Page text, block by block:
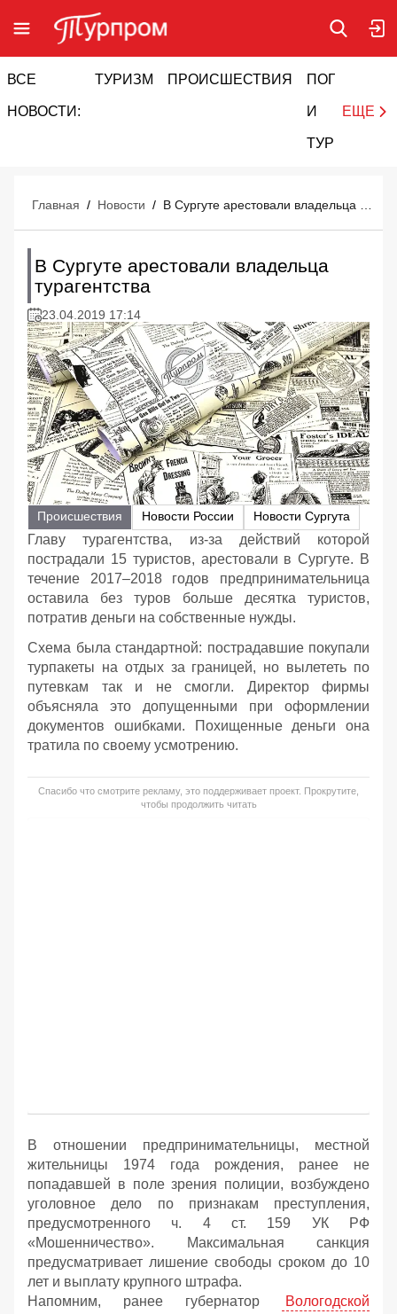
ВСЕ
НОВОСТИ:
ТУРИЗМ ПРОИСШЕСТВИЯ ПОГОДА
И
ТУРИЗМ
ЕЩЕ
Главная / Новости /
В Сургуте арестовали владельца
турагентства
23.04.2019 17:14
Происшествия Новости России Новости Сургута
Главу турагентства, из-за действий которой
пострадали 15 туристов, арестовали в Сургуте. В
течение 2017–2018 годов предпринимательница
оставила без туров больше десятка туристов,
потратив деньги на собственные нужды.
Схема была стандартной: пострадавшие покупали
турпакеты на отдых за границей, но вылететь по
путевкам так и не смогли. Директор фирмы
объясняла это допущенными при оформлении
документов ошибками. Похищенные деньги она
тратила по своему усмотрению.
Спасибо что смотрите рекламу, это поддерживает проект. Прокрутите,
чтобы продолжить читать
В отношении предпринимательницы, местной
жительницы 1974 года рождения, ранее не
попадавшей в поле зрения полиции, возбуждено
уголовное дело по признакам преступления,
предусмотренного ч. 4 ст. 159 УК РФ
«Мошенничество». Максимальная санкция
предусматривает лишение свободы сроком до 10
лет и выплату крупного штрафа.
Напомним, ранее губернатор
Вологодской